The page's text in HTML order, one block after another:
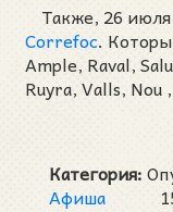
Также, 26
Correfoc.
Ample, Raval,
Ruyra, Valls, Nou
Категория:
Афиша